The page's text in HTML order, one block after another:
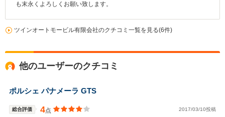
も末永くよろしくお願い致します。
ツインオートモービル有限会社のクチコミ一覧を見る(6件)
他のユーザーのクチコミ
ポルシェ パナメーラ GTS
総合評価 4点 2017/03/10投稿